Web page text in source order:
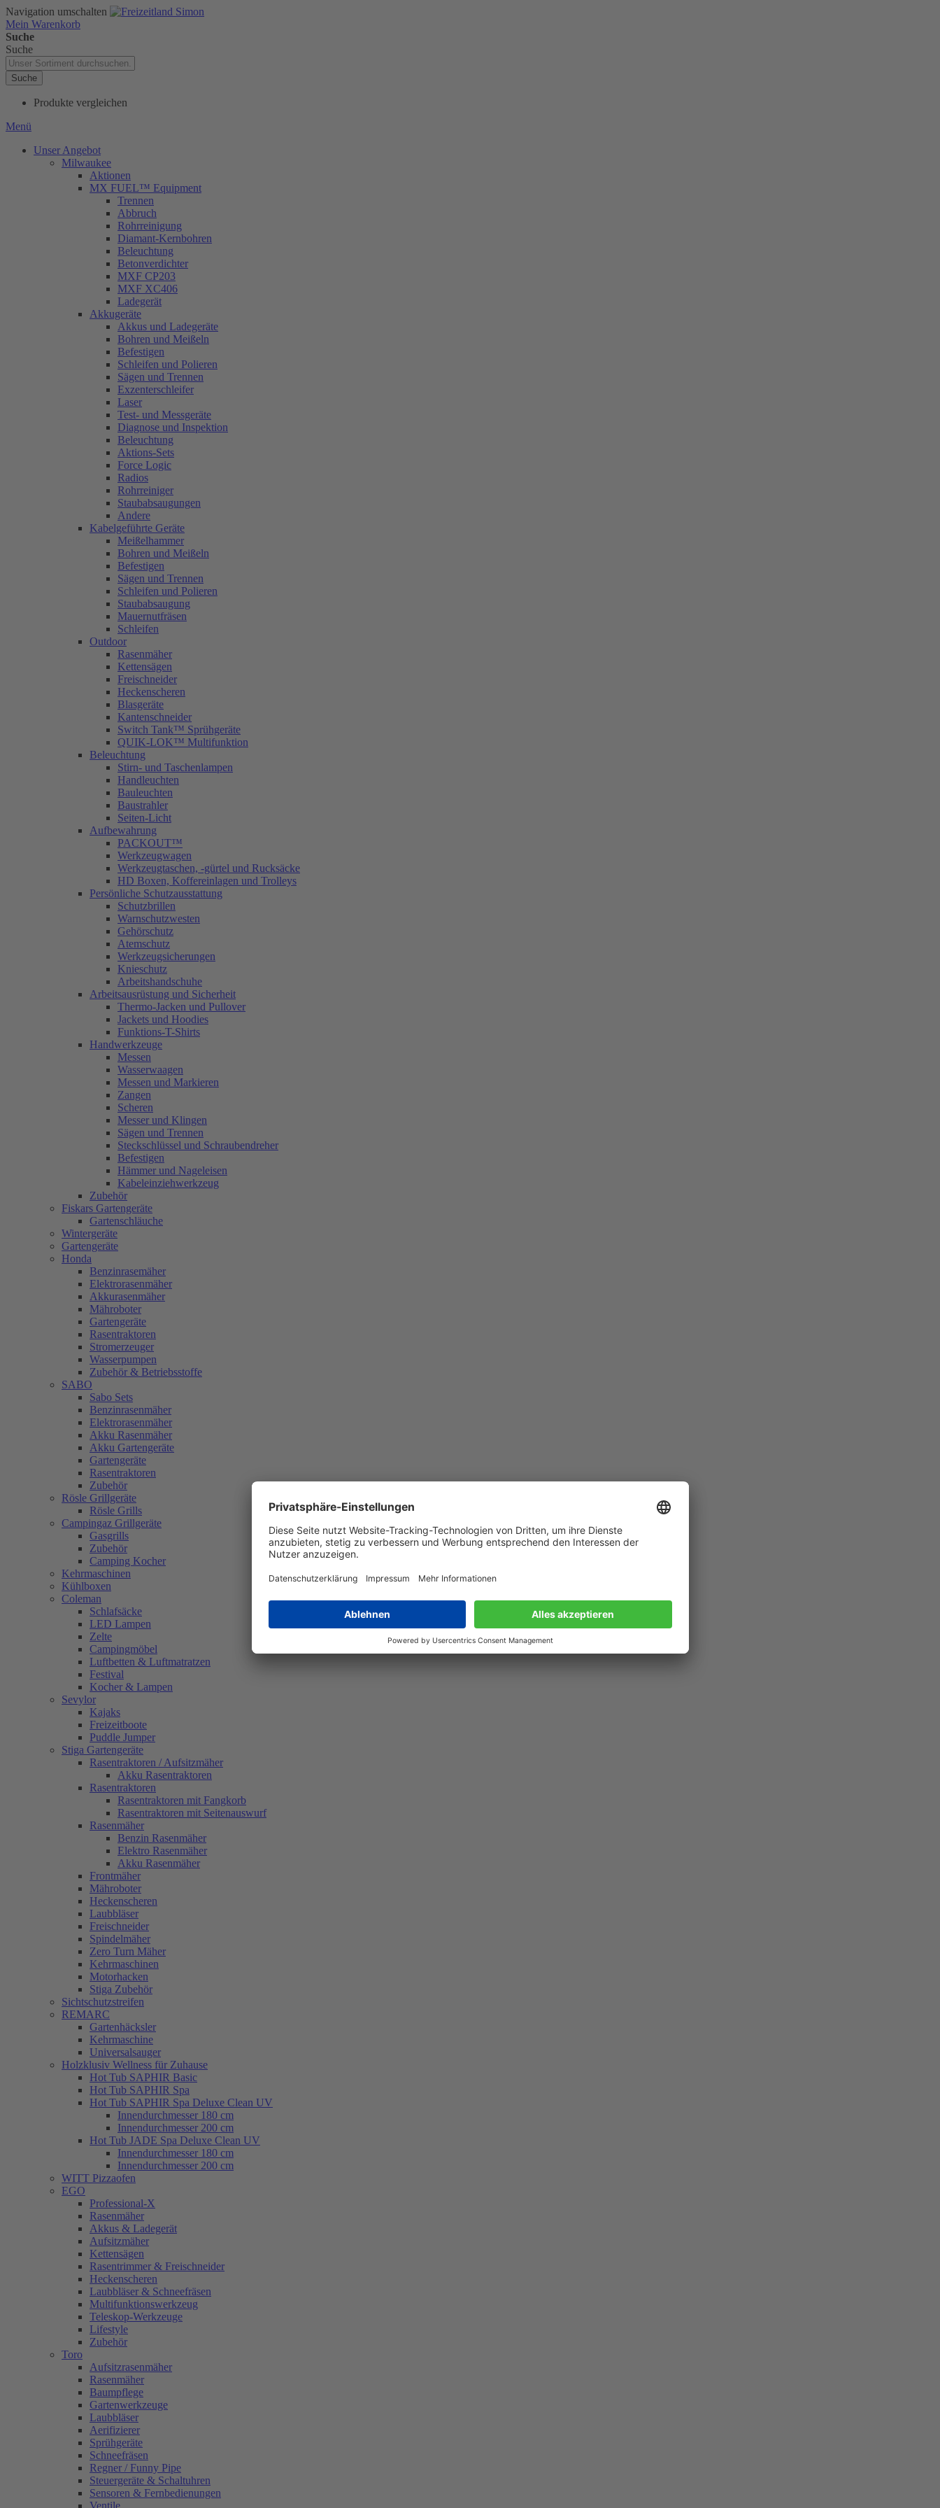
Navigation umschalten
Mein Warenkorb
Suche
Suche
Suche
Produkte vergleichen
Menü
Unser Angebot
Milwaukee
Aktionen
MX FUEL™ Equipment
Trennen
Abbruch
Rohrreinigung
Diamant-Kernbohren
Beleuchtung
Betonverdichter
MXF CP203
MXF XC406
Ladegerät
Akkugeräte
Akkus und Ladegeräte
Bohren und Meißeln
Befestigen
Schleifen und Polieren
Sägen und Trennen
Exzenterschleifer
Laser
Test- und Messgeräte
Diagnose und Inspektion
Beleuchtung
Aktions-Sets
Force Logic
Radios
Rohrreiniger
Staubabsaugungen
Andere
Kabelgeführte Geräte
Meißelhammer
Bohren und Meißeln
Befestigen
Sägen und Trennen
Schleifen und Polieren
Staubabsaugung
Mauernutfräsen
Schleifen
Outdoor
Rasenmäher
Kettensägen
Freischneider
Heckenscheren
Blasgeräte
Kantenschneider
Switch Tank™ Sprühgeräte
QUIK-LOK™ Multifunktion
Beleuchtung
Stirn- und Taschenlampen
Handleuchten
Bauleuchten
Baustrahler
Seiten-Licht
Aufbewahrung
PACKOUT™
Werkzeugwagen
Werkzeugtaschen, -gürtel und Rucksäcke
HD Boxen, Koffereinlagen und Trolleys
Persönliche Schutzausstattung
Schutzbrillen
Warnschutzwesten
Gehörschutz
Atemschutz
Werkzeugsicherungen
Knieschutz
Arbeitshandschuhe
Arbeitsausrüstung und Sicherheit
Thermo-Jacken und Pullover
Jackets und Hoodies
Funktions-T-Shirts
Handwerkzeuge
Messen
Wasserwaagen
Messen und Markieren
Zangen
Scheren
Messer und Klingen
Sägen und Trennen
Steckschlüssel und Schraubendreher
Befestigen
Hämmer und Nageleisen
Kabeleinziehwerkzeug
Zubehör
Fiskars Gartengeräte
Gartenschläuche
Wintergeräte
Gartengeräte
Honda
Benzinrasemäher
Elektrorasenmäher
Akkurasenmäher
Mähroboter
Gartengeräte
Rasentraktoren
Stromerzeuger
Wasserpumpen
Zubehör & Betriebsstoffe
SABO
Sabo Sets
Benzinrasenmäher
Elektrorasenmäher
Akku Rasenmäher
Akku Gartengeräte
Gartengeräte
Rasentraktoren
Zubehör
Rösle Grillgeräte
Rösle Grills
Campingaz Grillgeräte
Gasgrills
Zubehör
Camping Kocher
Kehrmaschinen
Kühlboxen
Coleman
Schlafsäcke
LED Lampen
Zelte
Campingmöbel
Luftbetten & Luftmatratzen
Festival
Kocher & Lampen
Sevylor
Kajaks
Freizeitboote
Puddle Jumper
Stiga Gartengeräte
Rasentraktoren / Aufsitzmäher
Akku Rasentraktoren
Rasentraktoren
Rasentraktoren mit Fangkorb
Rasentraktoren mit Seitenauswurf
Rasenmäher
Benzin Rasenmäher
Elektro Rasenmäher
Akku Rasenmäher
Frontmäher
Mähroboter
Heckenscheren
Laubbläser
Freischneider
Spindelmäher
Zero Turn Mäher
Kehrmaschinen
Motorhacken
Stiga Zubehör
Sichtschutzstreifen
REMARC
Gartenhäcksler
Kehrmaschine
Universalsauger
Holzklusiv Wellness für Zuhause
Hot Tub SAPHIR Basic
Hot Tub SAPHIR Spa
Hot Tub SAPHIR Spa Deluxe Clean UV
Innendurchmesser 180 cm
Innendurchmesser 200 cm
Hot Tub JADE Spa Deluxe Clean UV
Innendurchmesser 180 cm
Innendurchmesser 200 cm
WITT Pizzaofen
EGO
Professional-X
Rasenmäher
Akkus & Ladegerät
Aufsitzmäher
Kettensägen
Rasentrimmer & Freischneider
Heckenscheren
Laubbläser & Schneefräsen
Multifunktionswerkzeug
Teleskop-Werkzeuge
Lifestyle
Zubehör
Toro
Aufsitzrasenmäher
Rasenmäher
Baumpflege
Gartenwerkzeuge
Laubbläser
Aerifizierer
Sprühgeräte
Schneefräsen
Regner / Funny Pipe
Steuergeräte & Schaltuhren
Sensoren & Fernbedienungen
Ventile